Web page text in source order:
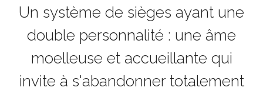
Un système de sièges ayant une
double personnalité : une âme
moelleuse et accueillante qui
invite à s'abandonner totalement